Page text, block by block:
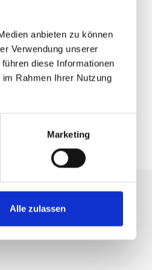
anbieten zu können
Verwendung unserer
diese Informationen
Rahmen Ihrer Nutzung
Marketing
Alle zulassen